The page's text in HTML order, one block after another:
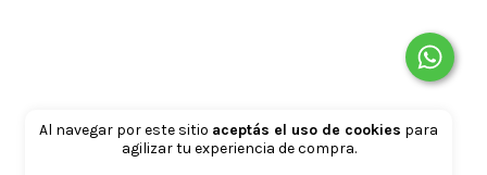
Al navegar por este sitio aceptás el uso de cookies para
agilizar tu experiencia de compra.